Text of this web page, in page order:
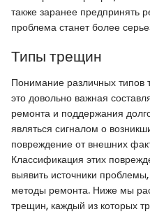
также заранее предпринять
проблема станет более
Типы трещин
Понимание различных
это довольно важная
ремонта и поддержания
являться сигналом о
повреждение от внешних
Классификация этих
выявить источники
методы ремонта. Ниже мы
трещин, каждый из которых